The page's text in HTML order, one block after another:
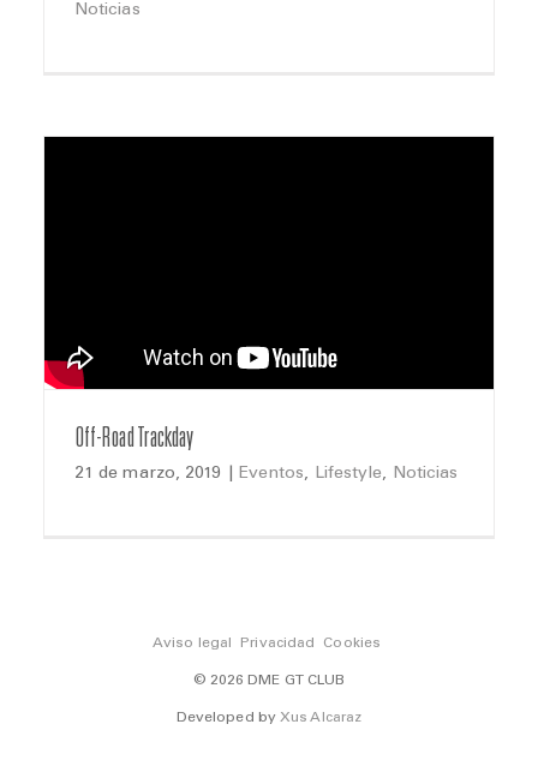
Noticias
Off-Road Trackday
21 de marzo, 2019 Eventos, Lifestyle, Noticias
Aviso legal Privacidad Cookies
© 2026 DME GT CLUB
Developed byXus Alcaraz